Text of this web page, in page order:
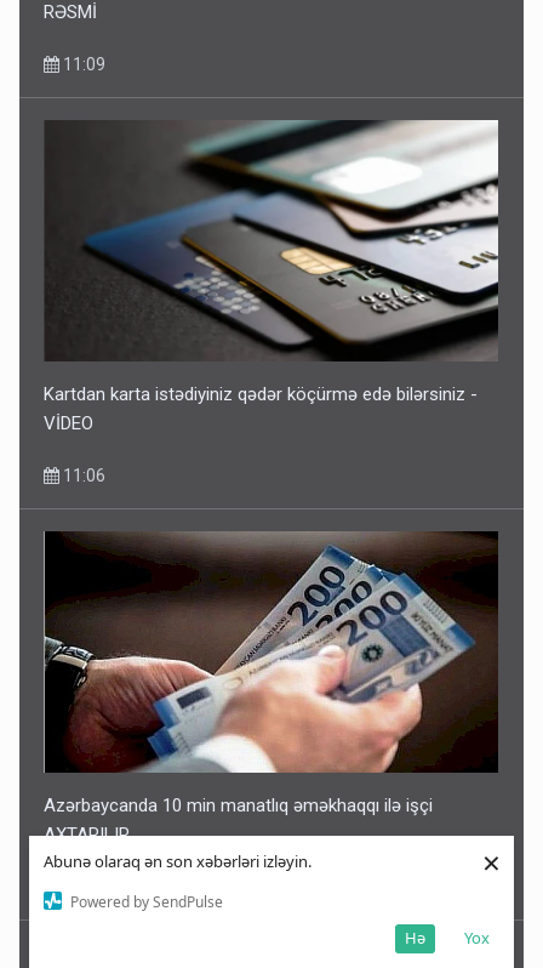
Abunə olaraq ən son xəbərləri izləyin.
Powered by SendPulse
Yox
Hə
×
RƏSMİ
11:09
Kartdan karta istədiyiniz qədər köçürmə edə bilərsiniz -
VİDEO
11:06
Azərbaycanda 10 min manatlıq əməkhaqqı ilə işçi
AXTARILIR
10:54